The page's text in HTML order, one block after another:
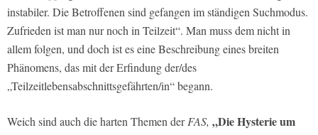
instabiler. Die Betroffenen sind gefangen im ständigen Suchmodus.
Zufrieden ist man nur noch in Teilzeit“. Man muss dem nicht in
allem folgen, und doch ist es eine Beschreibung eines breiten
Phänomens, das mit der Erfindung der/des
„Teilzeitlebensabschnittsgefährten/in“ begann.
Weich sind auch die harten Themen derFAS, „Die Hysterie um